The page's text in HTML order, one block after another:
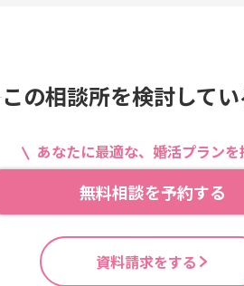
この相談所を検討して
あなたに最適な、婚活プランを
無料相談を予約する
資料請求をする